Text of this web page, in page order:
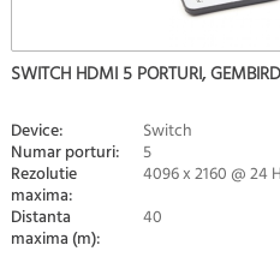
SWITCH HDMI 5 PORTURI,
Device: Switch
Numar porturi: 5
Rezolutie
maxima:
4096 x 2160 @ 24
Distanta
maxima (m):
40